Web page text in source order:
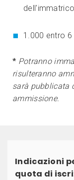
1.000 entro 6
* Potranno
risulteranno
sarà pubblicata
ammissione.
Indicazioni
quota di